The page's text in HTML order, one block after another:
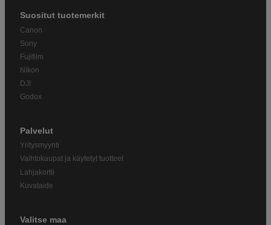
Suositut tuotemerkit
Canon
Sony
Fujifilm
Nikon
DJI
Godox
Palvelut
Yritysmyynti
Vaihtokaupat ja käytetyt tuotteet
Lahjakortti
Kuvataide
Valitse maa